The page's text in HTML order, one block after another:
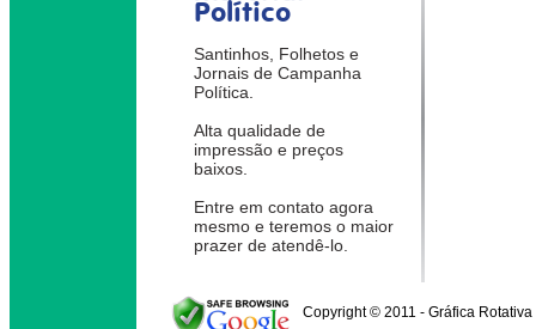
Político
Santinhos, Folhetos e
Jornais de Campanha
Política.
Alta qualidade de
impressão e preços
baixos.
Entre em contato agora
mesmo e teremos o maior
prazer de atendê-lo.
Copyright © 2011 - Gráfica